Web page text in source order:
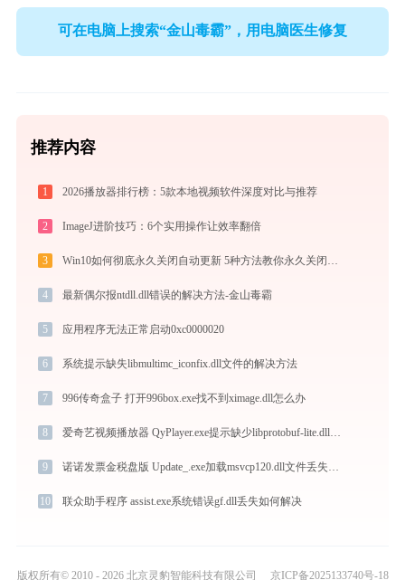
可在电脑上搜索“金山毒霸”，用电脑医生修复
推荐内容
1 2026播放器排行榜：5款本地视频软件深度对比与推荐
2 ImageJ进阶技巧：6个实用操作让效率翻倍
3
4 最新偶尔报ntdll.dll错误的解决方法-金山毒霸
5 应用程序无法正常启动0xc0000020
6 系统提示缺失libmultimc_iconfix.dll文件的解决方法
7 996传奇盒子 打开996box.exe找不到ximage.dll怎么办
8 爱奇艺视频播放器 QyPlayer.exe提示缺少libprotobuf-lite.dll文件的解决办法
9
10 联众助手程序 assist.exe系统错误gf.dll丢失如何解决
版权所有© 2010 - 2026 北京灵豹智能科技有限公司 京ICP备2025133740号-18